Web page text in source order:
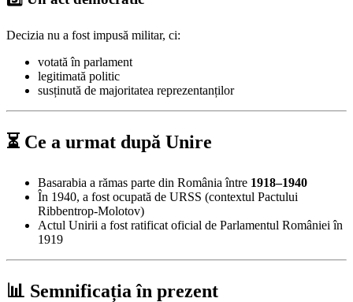
Decizia nu a fost impusă militar, ci:
votată în parlament
legitimată politic
susținută de majoritatea reprezentanților
⏳ Ce a urmat după Unire
Basarabia a rămas parte din România între 1918–1940
În 1940, a fost ocupată de URSS (contextul Pactului
Ribbentrop-Molotov)
Actul Unirii a fost ratificat oficial de Parlamentul României în
1919
📊 Semnificația în prezent